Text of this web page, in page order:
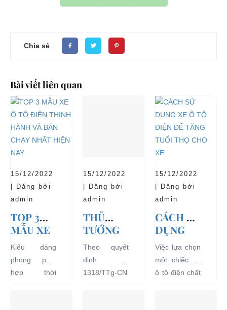
Chia sẻ
Bài viết liên quan
15/12/2022
| Đăng bởi
admin
TOP 3
MẪU XE
Ô TÔ
ĐIỆN
THỊNH
HÀNH VÀ
Kiểu dáng
phong phú,
hợp thời
15/12/2022
| Đăng bởi
admin
THỦ
TƯỚNG
CHÍNH
PHỦ
ĐỒNG Ý
Theo quyết
định số
1318/TTg-CN
15/12/2022
| Đăng bởi
admin
CÁCH SỬ
DỤNG
XE Ô TÔ
ĐIỆN ĐỂ
TĂNG
TUỔI
Việc lựa chọn
một chiếc xe
ô tô điện chất